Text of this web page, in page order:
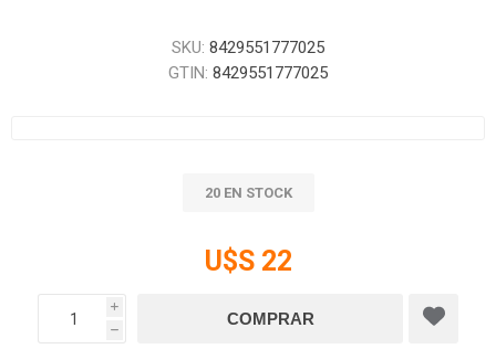
SKU: 8429551777025
GTIN: 8429551777025
20 EN STOCK
U$S 22
i
h